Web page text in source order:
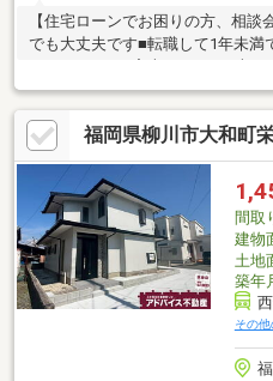
【住宅ローンでお困りの方、相
でも大丈夫です■転職して1年未満
夫■自営業でも家は買えます■シ
他の不動産屋で審査を断れても1
ホーム探しでお得情報お教え致し
金・住宅ローンの控除と手続き・
ドバイザーが丁寧に貴方様のマ
します！まだ借入が残っている
んな事でもご相談下さい！
福岡県柳川市大和町
間取
建物
土地
築年
その他